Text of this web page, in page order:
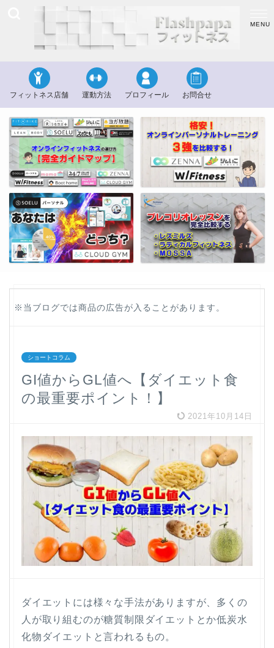
フィットネス店舗 運動方法 プロフィール お問合せ
※当ブログでは商品の広告が入ることがあります。
ショートコラム
GI値からGL値へ【ダイエット食
の最重要ポイント！】
2021年10月14日
ダイエットには様々な手法がありますが、多くの
人が取り組むのが糖質制限ダイエットとか低炭水
化物ダイエットと言われるもの。